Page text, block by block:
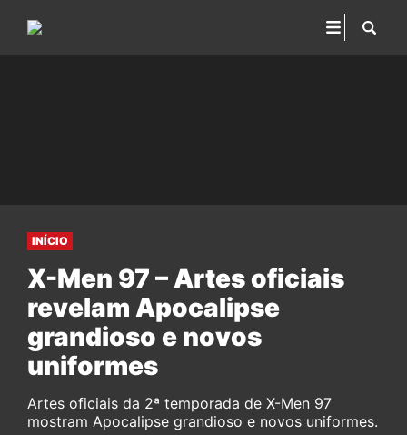
INÍCIO
X-Men 97 – Artes oficiais
revelam Apocalipse
grandioso e novos
uniformes
Artes oficiais da 2ª temporada de X-Men 97
mostram Apocalipse grandioso e novos uniformes.